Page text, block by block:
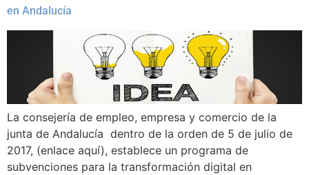
en Andalucía
La consejería de empleo, empresa y comercio de la
junta de Andalucía dentro de la orden de 5 de julio de
2017, (enlace aquí), establece un programa de
subvenciones para la transformación digital en